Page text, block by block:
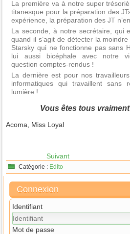
La première va à notre super
titanesque pour la préparation des
expérience, la préparation des JT
La seconde, à notre secrétaire, qui
quand il s’agit de détecter la
Starsky qui ne fonctionne pas sans
lui aussi bicéphale avec notre
question comptes-rendus !
La dernière est pour nos
informatiques qui travaillent sans
lumière !
Vous êtes tous
Acoma, Miss Loyal
Suivant
Catégorie : Edito
Connexion
Identifiant
Mot de passe